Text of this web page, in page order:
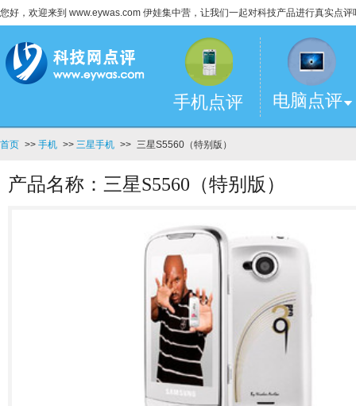
您好，欢迎来到 www.eywas.com 伊娃集中营，让我们一起对科技产品进行真实点评
手机点评 电脑点评
首页 >> 手机 >> 三星手机 >> 三星S5560（特别版）
产品名称：三星S5560（特别版）